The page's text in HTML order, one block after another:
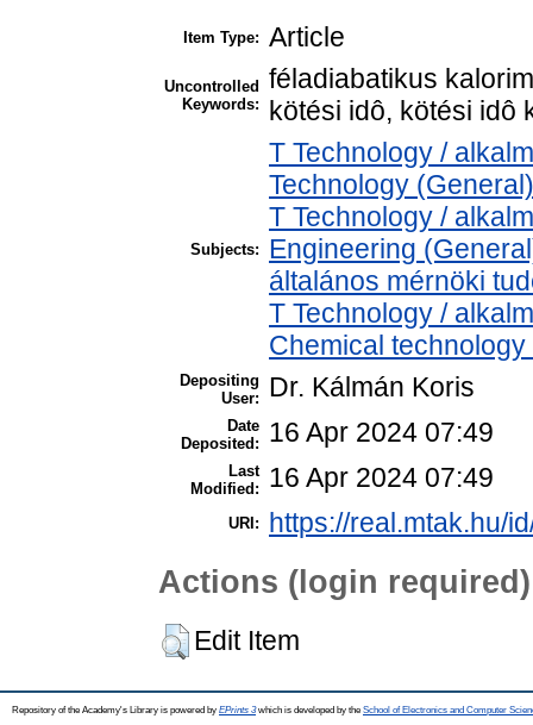
Item Type: Article
Uncontrolled
Keywords:
féladiabatikus
kötési idô, kötési idô
Subjects:
T Technology /
Technology
T Technology /
Engineering
általános mérnöki
T Technology /
Chemical
Depositing
User:
Dr. Kálmán Koris
Date
Deposited:
16 Apr 2024 07:49
Last
Modified:
16 Apr 2024 07:49
URI: https://real.mtak.hu/
Actions (login required)
Edit Item
Repository of the Academy's Library is powered by EPrints 3which is developed by the School of Electronics and Computer